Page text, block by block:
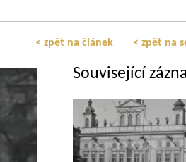
< zpět na článek < zpět na
Související